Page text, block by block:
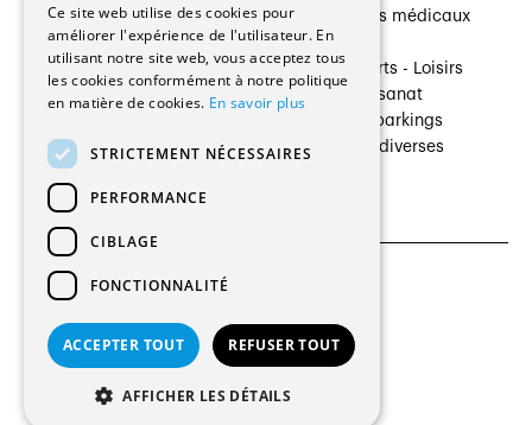
Entreprises générales
Ingénieurs et mandataires
Fabricants / Fournisseurs
Régies immobilières
Gestion PPE
Établissements médicaux
Villas
Cultures - Sports - Loisirs
Industrie - Artisanat
Transports et parkings
Constructions diverses
© 2026 Tous droits réservés
CGU et Politique de confidentialités
Ce site web utilise des cookies pour
améliorer l'expérience de l'utilisateur. En
utilisant notre site web, vous acceptez tous
les cookies conformément à notre politique
en matière de cookies. En savoir plus
STRICTEMENT NÉCESSAIRES
PERFORMANCE
CIBLAGE
FONCTIONNALITÉ
ACCEPTER TOUT REFUSER TOUT
AFFICHER LES DÉTAILS